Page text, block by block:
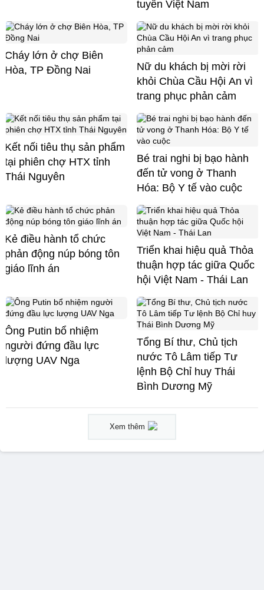
tuyển Việt Nam
Cháy lớn ở chợ Biên
Hòa, TP Đồng Nai
Nữ du khách bị mời rời
khỏi Chùa Cầu Hội An vì
trang phục phản cảm
Kết nối tiêu thụ sản phẩm
tại phiên chợ HTX tỉnh
Thái Nguyên
Bé trai nghi bị bạo hành
đến tử vong ở Thanh
Hóa: Bộ Y tế vào cuộc
Kẻ điều hành tổ chức
phản động núp bóng tôn
giáo lĩnh án
Triển khai hiệu quả Thỏa
thuận hợp tác giữa Quốc
hội Việt Nam - Thái Lan
Ông Putin bổ nhiệm
người đứng đầu lực
lượng UAV Nga
Tổng Bí thư, Chủ tịch
nước Tô Lâm tiếp Tư
lệnh Bộ Chỉ huy Thái
Bình Dương Mỹ
Xem thêm